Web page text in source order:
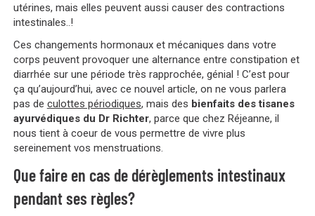
utérines, mais elles peuvent aussi causer des contractions
intestinales..!
Ces changements hormonaux et mécaniques dans votre
corps peuvent provoquer une alternance entre constipation et
diarrhée sur une période très rapprochée, génial ! C’est pour
ça qu’aujourd’hui, avec ce nouvel article, on ne vous parlera
pas de culottes périodiques, mais des bienfaits des tisanes
ayurvédiques du Dr Richter, parce que chez Réjeanne, il
nous tient à coeur de vous permettre de vivre plus
sereinement vos menstruations.
Que faire en cas de dérèglements intestinaux
pendant ses règles?